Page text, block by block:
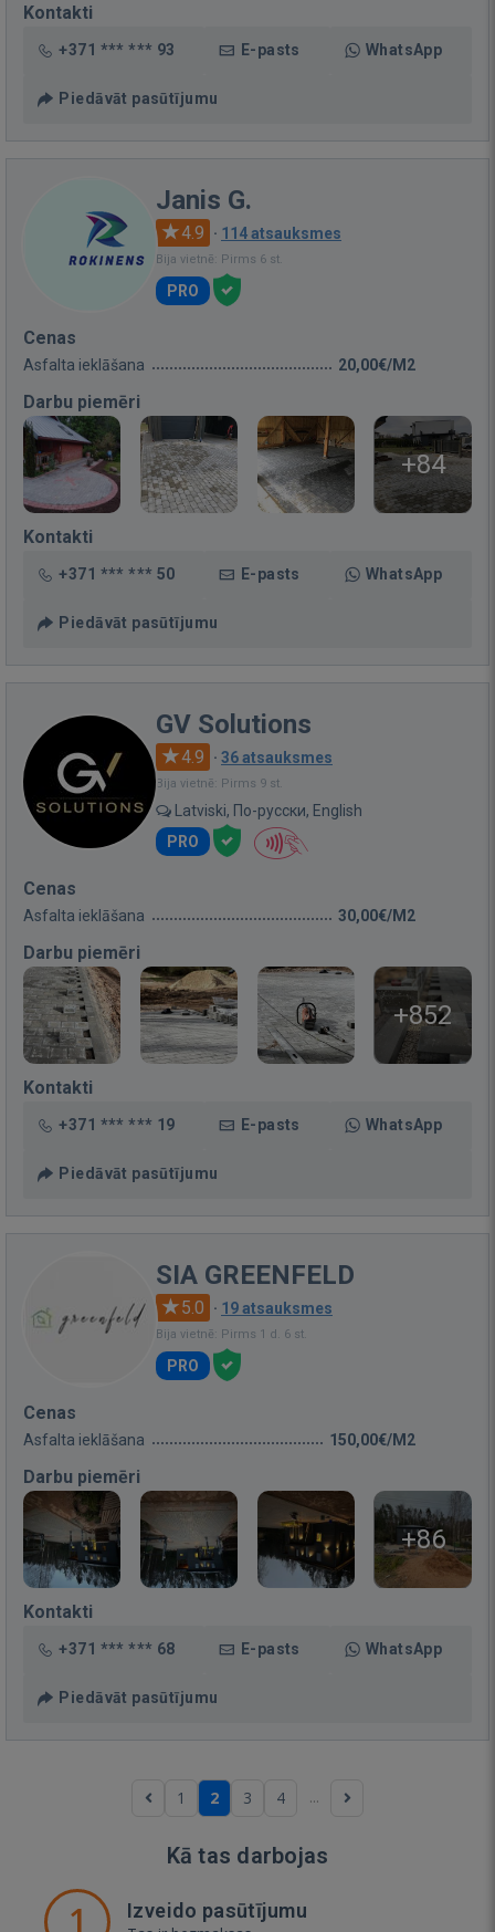
Kontakti
+371 *** *** 93 E-pasts WhatsApp
Piedāvāt pasūtījumu
Janis G.
4.9 · 114 atsauksmes
Bija vietnē: Pirms 6 st.
PRO
Cenas
Asfalta ieklāšana 20,00€/M2
Darbu piemēri
+84
Kontakti
+371 *** *** 50 E-pasts WhatsApp
Piedāvāt pasūtījumu
GV Solutions
4.9 · 36 atsauksmes
Bija vietnē: Pirms 9 st.
Latviski, По-русски, English
PRO
Cenas
Asfalta ieklāšana 30,00€/M2
Darbu piemēri
+852
Kontakti
+371 *** *** 19 E-pasts WhatsApp
Piedāvāt pasūtījumu
SIA GREENFELD
5.0 · 19 atsauksmes
Bija vietnē: Pirms 1 d. 6 st.
PRO
Cenas
Asfalta ieklāšana 150,00€/M2
Darbu piemēri
+86
Kontakti
+371 *** *** 68 E-pasts WhatsApp
Piedāvāt pasūtījumu
1 2 3 4 ...
Kā tas darbojas
1 Izveido pasūtījumu